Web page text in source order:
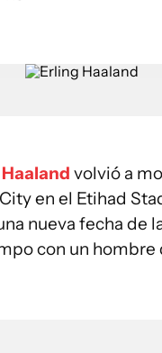
volvió a
en el Etihad
nueva fecha de
con un hombre